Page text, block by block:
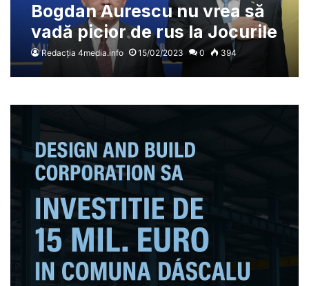
Bogdan Aurescu nu vrea să
vadă picior de rus la Jocurile
Olimpice – Cere Ministerului
Sportului să interzică
Redacția 4media.info 15/02/2023 0 394